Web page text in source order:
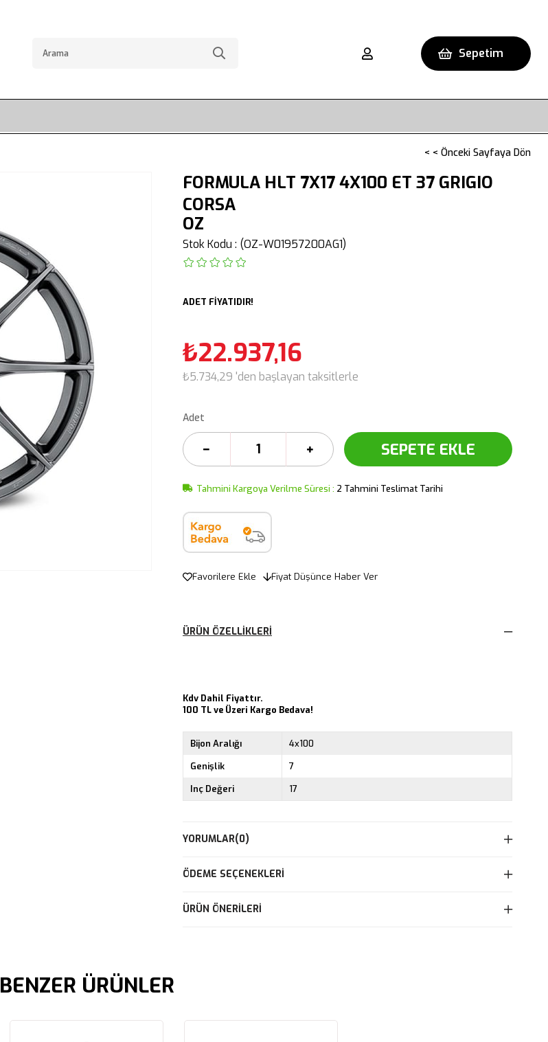
Sepetim
< < Önceki Sayfaya Dön
FORMULA HLT 7X17 4X100 ET 37 GRIGIO
CORSA
OZ
Stok Kodu (OZ-W01957200AG1)
ADET FİYATIDIR!
₺22.937,16
₺5.734,29 'den başlayan taksitlerle
Adet
Tahmini Kargoya Verilme Süresi : 2 Tahmini Teslimat Tarihi
Favorilere Ekle Fiyat Düşünce Haber Ver
ÜRÜN ÖZELLIKLERI
Kdv Dahil Fiyattır.
100 TL ve Üzeri Kargo Bedava!
Bijon Aralığı
4x100
Genişlik
7
Inç Değeri
17
YORUMLAR(0)
ÖDEME SEÇENEKLERI
ÜRÜN ÖNERILERI
BENZER ÜRÜNLER